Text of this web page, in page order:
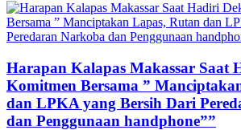
Harapan Kalapas Makassar Saat
Komitmen Bersama ”
dan LPKA yang Bersih Dari
dan Penggunaan handphone””